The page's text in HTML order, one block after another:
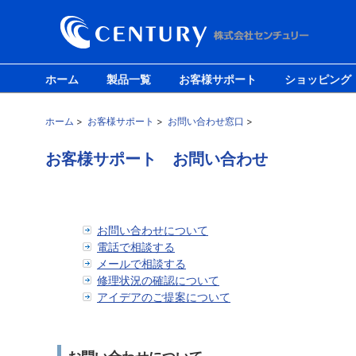
ホーム 製品一覧 お客様サポート ショッピング
ホーム > お客様サポート > お問い合わせ窓口 >
お客様サポート お問い合わせ
お問い合わせについて
電話で相談する
メールで相談する
修理状況の確認について
アイデアのご提案について